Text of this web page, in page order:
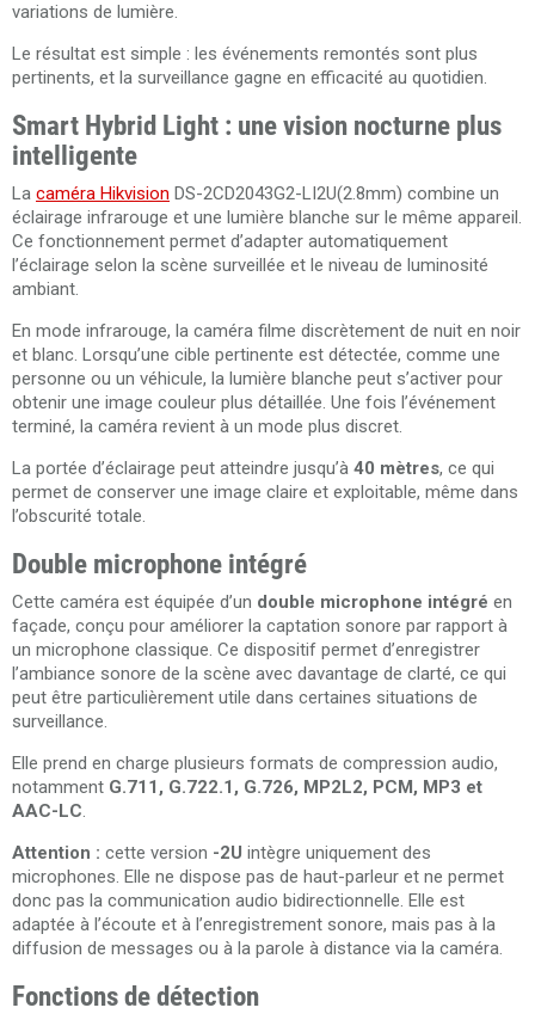
variations de lumière.
Le résultat est simple : les événements remontés sont plus
pertinents, et la surveillance gagne en efficacité au quotidien.
Smart Hybrid Light : une vision nocturne plus
intelligente
La caméra Hikvision DS-2CD2043G2-LI2U(2.8mm) combine un
éclairage infrarouge et une lumière blanche sur le même appareil.
Ce fonctionnement permet d’adapter automatiquement
l’éclairage selon la scène surveillée et le niveau de luminosité
ambiant.
En mode infrarouge, la caméra filme discrètement de nuit en noir
et blanc. Lorsqu’une cible pertinente est détectée, comme une
personne ou un véhicule, la lumière blanche peut s’activer pour
obtenir une image couleur plus détaillée. Une fois l’événement
terminé, la caméra revient à un mode plus discret.
La portée d’éclairage peut atteindre jusqu’à 40 mètres, ce qui
permet de conserver une image claire et exploitable, même dans
l’obscurité totale.
Double microphone intégré
Cette caméra est équipée d’un double microphone intégré en
façade, conçu pour améliorer la captation sonore par rapport à
un microphone classique. Ce dispositif permet d’enregistrer
l’ambiance sonore de la scène avec davantage de clarté, ce qui
peut être particulièrement utile dans certaines situations de
surveillance.
Elle prend en charge plusieurs formats de compression audio,
notamment G.711, G.722.1, G.726, MP2L2, PCM, MP3 et
AAC-LC.
Attention : cette version -2U intègre uniquement des
microphones. Elle ne dispose pas de haut-parleur et ne permet
donc pas la communication audio bidirectionnelle. Elle est
adaptée à l’écoute et à l’enregistrement sonore, mais pas à la
diffusion de messages ou à la parole à distance via la caméra.
Fonctions de détection